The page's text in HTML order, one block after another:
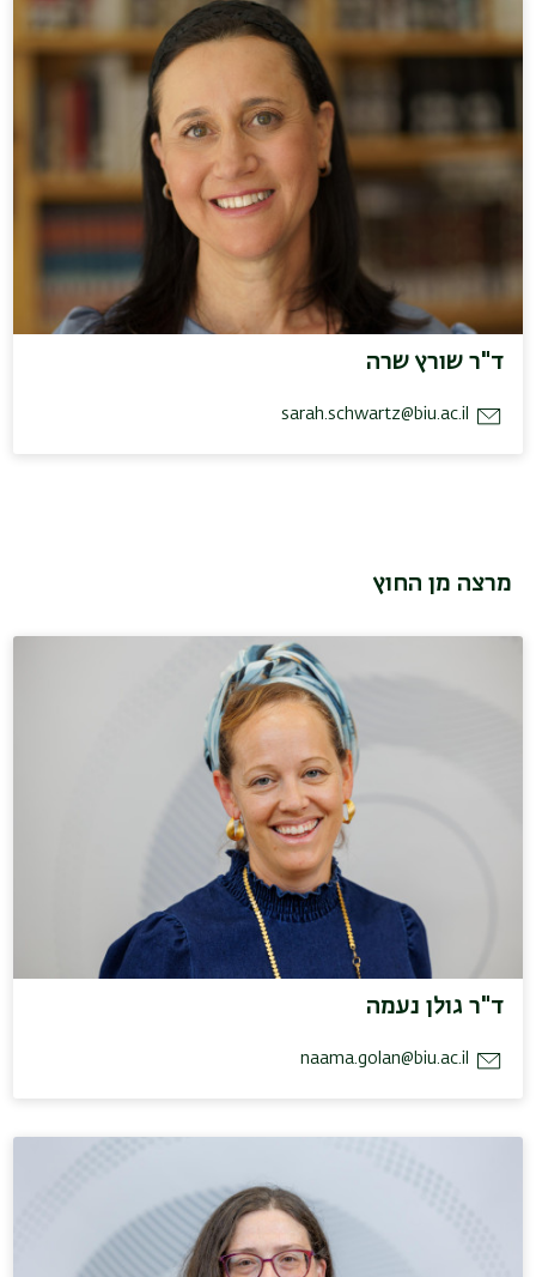
ד"ר שורץ שרה
sarah.schwartz@biu.ac.il
מרצה מן החוץ
ד"ר גולן נעמה
naama.golan@biu.ac.il